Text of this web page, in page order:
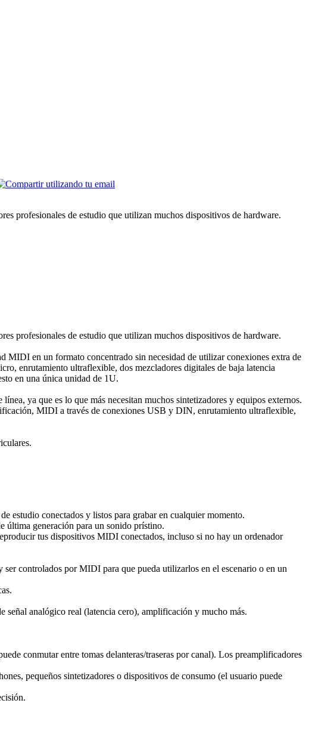
profesionales de estudio que utilizan muchos dispositivos de hardware.
profesionales de estudio que utilizan muchos dispositivos de hardware.
MIDI en un formato concentrado sin necesidad de utilizar conexiones extra de
enrutamiento ultraflexible, dos mezcladores digitales de baja latencia
en una única unidad de 1U.
ya que es lo que más necesitan muchos sintetizadores y equipos externos.
MIDI a través de conexiones USB y DIN, enrutamiento ultraflexible,
estudio conectados y listos para grabar en cualquier momento.
última generación para un sonido prístino.
tus dispositivos MIDI conectados, incluso si no hay un ordenador
controlados por MIDI para que pueda utilizarlos en el escenario o en un
señal analógico real (latencia cero), amplificación y mucho más.
conmutar entre tomas delanteras/traseras por canal). Los preamplificadores
pequeños sintetizadores o dispositivos de consumo (el usuario puede